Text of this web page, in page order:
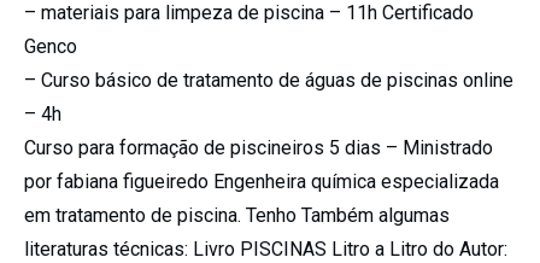
– materiais para limpeza de piscina – 11h Certificado
Genco
– Curso básico de tratamento de águas de piscinas online
– 4h
Curso para formação de piscineiros 5 dias – Ministrado
por fabiana figueiredo Engenheira química especializada
em tratamento de piscina. Tenho Também algumas
literaturas técnicas: Livro PISCINAS Litro a Litro do Autor: